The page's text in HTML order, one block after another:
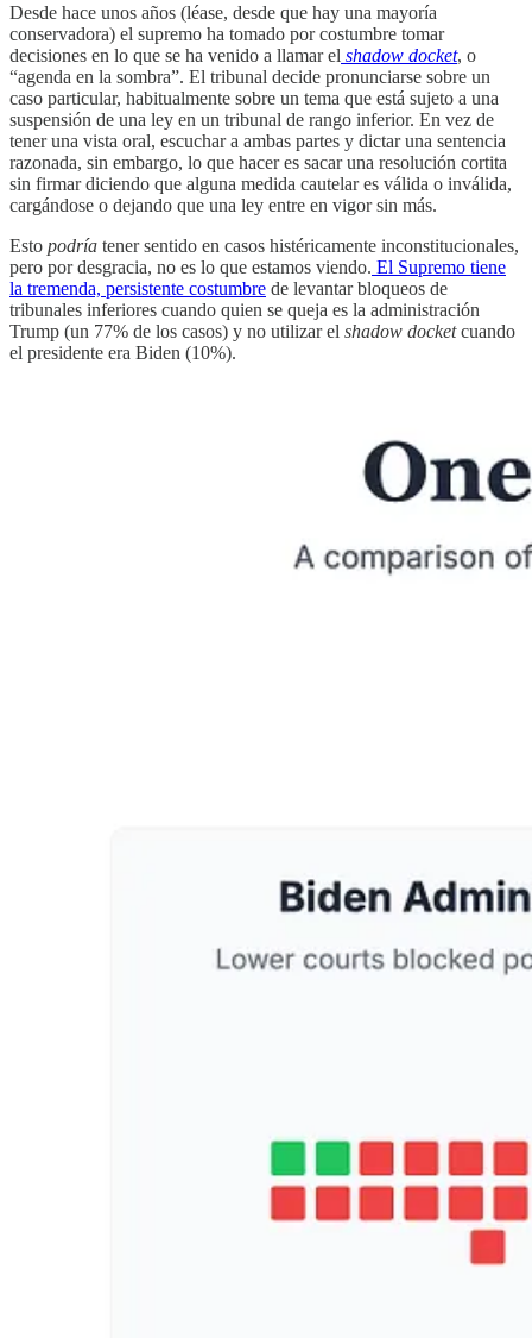
Desde hace unos años (léase, desde que hay una mayoría
conservadora) el supremo ha tomado por costumbre tomar
decisiones en lo que se ha venido a llamar el shadow docket, o
“agenda en la sombra”. El tribunal decide pronunciarse sobre un
caso particular, habitualmente sobre un tema que está sujeto a una
suspensión de una ley en un tribunal de rango inferior. En vez de
tener una vista oral, escuchar a ambas partes y dictar una sentencia
razonada, sin embargo, lo que hacer es sacar una resolución cortita
sin firmar diciendo que alguna medida cautelar es válida o inválida,
cargándose o dejando que una ley entre en vigor sin más.
Esto podría tener sentido en casos histéricamente inconstitucionales,
pero por desgracia, no es lo que estamos viendo. El Supremo tiene
la tremenda, persistente costumbre de levantar bloqueos de
tribunales inferiores cuando quien se queja es la administración
Trump (un 77% de los casos) y no utilizar el shadow docketcuando
el presidente era Biden (10%).